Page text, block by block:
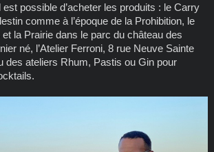
possible d’acheter les produits : le Carry
comme à l’époque de la Prohibition, le
la Prairie dans le parc du château des
né, l’Atelier Ferroni, 8 rue Neuve Sainte
des ateliers Rhum, Pastis ou Gin pour